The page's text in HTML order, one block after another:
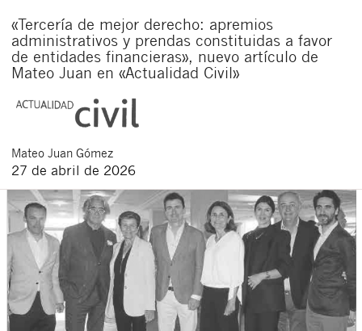
«Tercería de mejor derecho: apremios
administrativos y prendas constituidas a favor
de entidades financieras», nuevo artículo de
Mateo Juan en «Actualidad Civil»
Mateo Juan Gómez
27 de abril de 2026